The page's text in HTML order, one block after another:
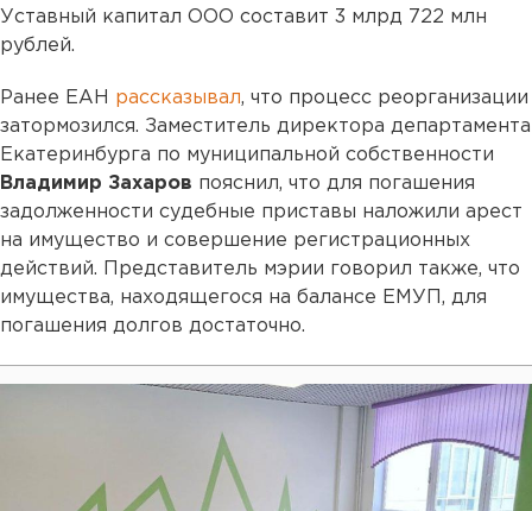
Уставный капитал ООО составит 3 млрд 722 млн
рублей.
Ранее ЕАН рассказывал, что процесс реорганизации
затормозился. Заместитель директора департамента
Екатеринбурга по муниципальной собственности
Владимир Захаров пояснил, что для погашения
задолженности судебные приставы наложили арест
на имущество и совершение регистрационных
действий. Представитель мэрии говорил также, что
имущества, находящегося на балансе ЕМУП, для
погашения долгов достаточно.